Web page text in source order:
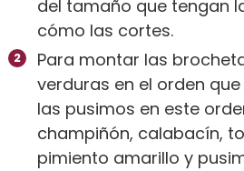
del tamaño que tengan
cómo las cortes.
Para montar las
verduras en el orden
las pusimos en este
champiñón, calabacín,
pimiento amarillo y